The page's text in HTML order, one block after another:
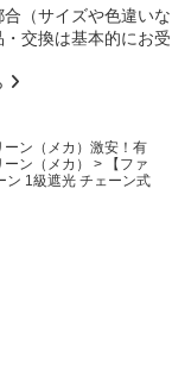
（サイズや色違いな
・交換は基本的にお受
ーン（メカ）激安！有
ン（メカ） >
【ファ
ン 1級遮光 チェーン式